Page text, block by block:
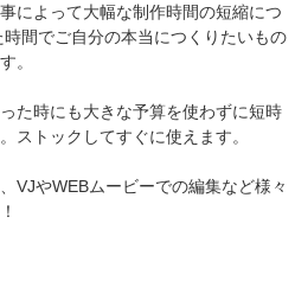
によって大幅な制作時間の短縮につ
間でご自分の本当につくりたいもの
。
た時にも大きな予算を使わずに短時
ストックしてすぐに使えます。
VJやWEBムービーでの編集など様々